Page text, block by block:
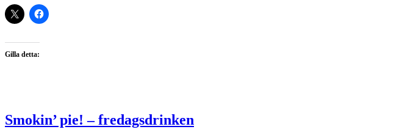
Gilla detta:
Smokin’ pie! – fredagsdrinken